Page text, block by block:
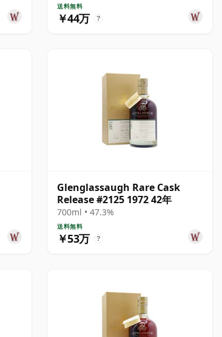
送料無料
￥44万 ?
Glenglassaugh Rare Cask
Release #2125 1972 42年
700ml • 47.3%
送料無料
￥53万 ?